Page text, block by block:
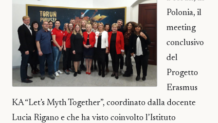
Polonia, il
meeting
conclusivo
del
Progetto
Erasmus
KA “Let’s Myth Together”, coordinato dalla docente
Lucia Rigano e che ha visto coinvolto l’Istituto